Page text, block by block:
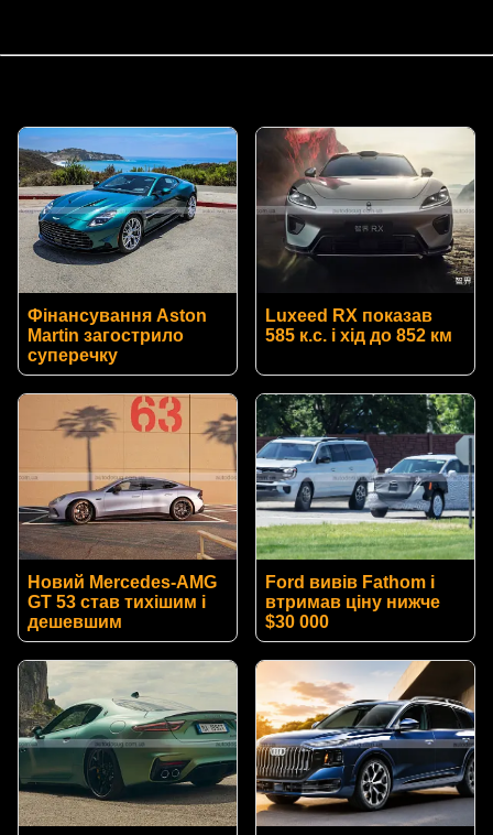
Фінансування Aston
Martin загострило
суперечку
Luxeed RX показав
585 к.с. і хід до 852 км
Новий Mercedes-AMG
GT 53 став тихішим і
дешевшим
Ford вивів Fathom і
втримав ціну нижче
$30 000